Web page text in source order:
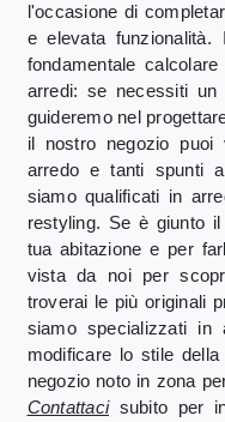
l'occasione di
e elevata funzionalità.
fondamentale
arredi: se necessiti
guideremo nel
il nostro negozio puoi
arredo e tanti spunti
siamo qualificati in
restyling. Se è giunto
tua abitazione e per
vista da noi per
troverai le più originali
siamo specializzati in
modificare lo stile
negozio noto in zona
Contattacisubito per